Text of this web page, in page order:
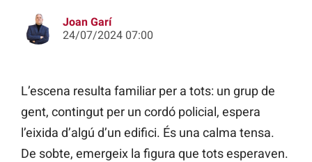
Joan Garí
24/07/2024 07:00
L’escena resulta familiar per a tots: un grup de
gent, contingut per un cordó policial, espera
l’eixida d’algú d’un edifici. És una calma tensa.
De sobte, emergeix la figura que tots esperaven.